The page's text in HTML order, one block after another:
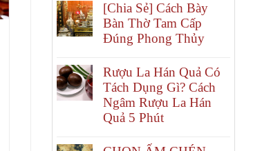
[Chia Sẻ] Cách Bày
Bàn Thờ Tam Cấp
Đúng Phong Thủy
Rượu La Hán Quả Có
Tách Dụng Gì? Cách
Ngâm Rượu La Hán
Quả 5 Phút